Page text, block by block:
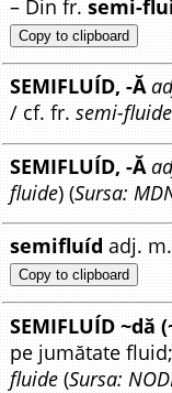
– Din fr.semi-
Copy to clipboard
SEMIFLUÍD, -Ă
/ cf. fr.semi-fluide
SEMIFLUÍD, -Ă
fluide) (Sursa:
semifluíd adj.
Copy to clipboard
SEMIFLUÍD ~dă
pe jumătate
fluide (Sursa: